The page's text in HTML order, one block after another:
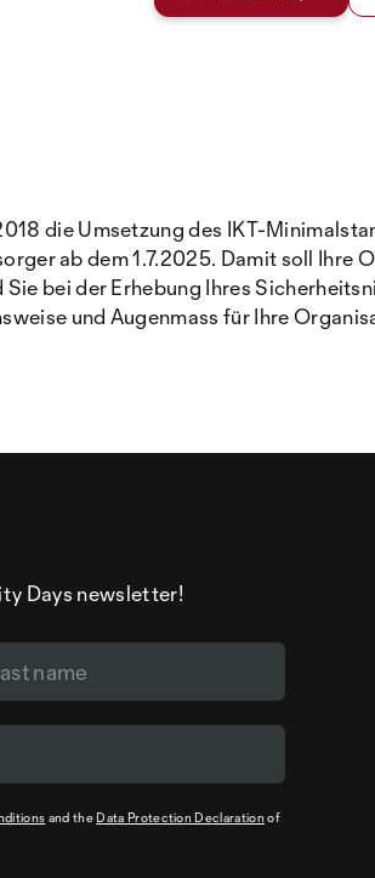
die Umsetzung des IKT-
ab dem 1.7.2025. Damit soll Ihre
bei der Erhebung Ihres
und Augenmass für Ihre
Days newsletter!
and the Data Protection Declarationof